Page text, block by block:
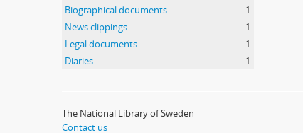
Biographical documents
1
News clippings
1
Legal documents
1
Diaries
1
The National Library of Sweden
Contact us